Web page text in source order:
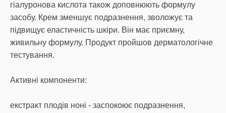
гіалуронова кислота також доповнюють формулу
засобу. Крем зменшує подразнення, зволожує та
підвищує еластичність шкіри. Він має приємну,
живильну формулу. Продукт пройшов дерматологічне
тестування.
Активні компоненти:
екстракт плодів ноні - заспокоює подразнення,